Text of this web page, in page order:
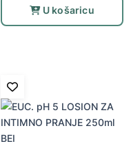
U košaricu